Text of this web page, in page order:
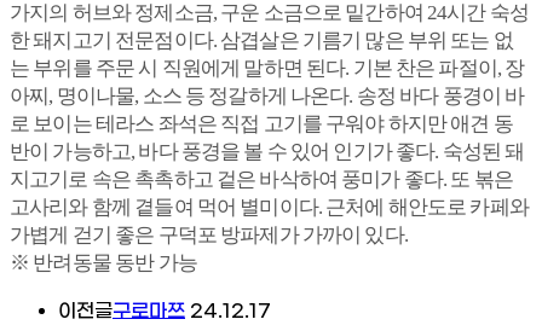
가지의 허브와 정제소금, 구운 소금으로 밑간하여 24시간 숙성
한 돼지고기 전문점이다. 삼겹살은 기름기 많은 부위 또는 없
는 부위를 주문 시 직원에게 말하면 된다. 기본 찬은 파절이, 장
아찌, 명이나물, 소스 등 정갈하게 나온다. 송정 바다 풍경이 바
로 보이는 테라스 좌석은 직접 고기를 구워야 하지만 애견 동
반이 가능하고, 바다 풍경을 볼 수 있어 인기가 좋다. 숙성된 돼
지고기로 속은 촉촉하고 겉은 바삭하여 풍미가 좋다. 또 볶은
고사리와 함께 곁들여 먹어 별미이다. 근처에 해안도로 카페와
가볍게 걷기 좋은 구덕포 방파제가 가까이 있다.
※ 반려동물 동반 가능
이전글구로마쯔 24.12.17